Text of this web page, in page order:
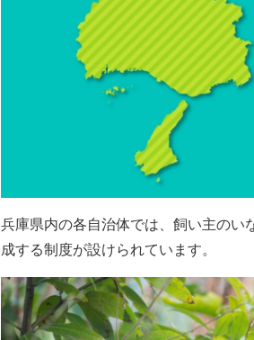
兵庫県内の各自治体では、飼い主のい
成する制度が設けられています。